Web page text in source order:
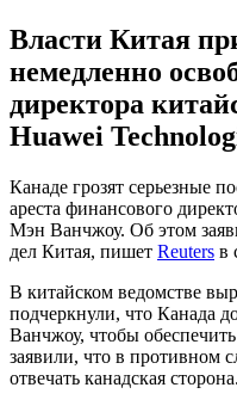
Власти Китая
немедленно
директора
Huawei
Канаде грозят серьезные
ареста финансового
Мэн Ванчжоу. Об этом
дел Китая, пишет Reuters в
В китайском ведомстве
подчеркнули, что Канада
Ванчжоу, чтобы
заявили, что в противном
отвечать канадская сторона.